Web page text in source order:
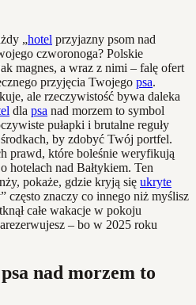
„hotel przyjazny psom nad
czworonoga? Polskie
magnes, a wraz z nimi – falę ofert
przyjęcia Twojego psa.
ale rzeczywistość bywa daleka
dla psa nad morzem to symbol
pułapki i brutalne reguły
by zdobyć Twój portfel.
prawd, które boleśnie weryfikują
hotelach nad Bałtykiem. Ten
pokaże, gdzie kryją się ukryte
często znaczy co innego niż myślisz
całe wakacje w pokoju
– bo w 2025 roku
nad morzem to